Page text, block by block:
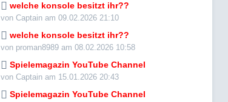
welche konsole besitzt ihr??
von Captain am 09.02.2026 21:10
welche konsole besitzt ihr??
von proman8989 am 08.02.2026 10:58
Spielemagazin YouTube Channel
von Captain am 15.01.2026 20:43
Spielemagazin YouTube Channel